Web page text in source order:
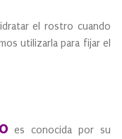
el rostro cuando
utilizarla para fijar el
es conocida por su